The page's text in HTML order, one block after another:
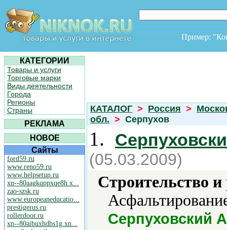
Пример:
КАТЕГОРИИ
Товары и услуги
Торговые марки
Виды деятельности
Города
Регионы
Страны
РЕКЛАМА
НОВОЕ
Сайты
ford59.ru
www.reno59.ru
www.helpsetup.ru
xn--80aagkqppxqe8h.x...
zao-szsk.ru
www.europeaneducatio...
prestigerus.ru
rollerdoor.ru
xn--80aibuxhdbs1g.xn...
КАТАЛОГ > Россия >
обл. > Серпухов
1.
(05.03.2009)
Строительство
Серпуховский